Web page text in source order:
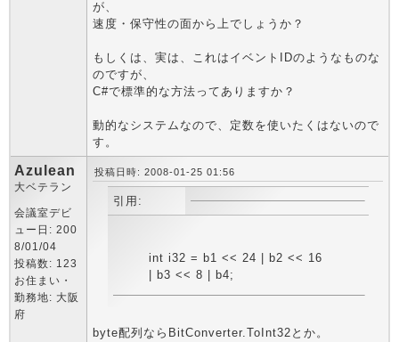
が、
速度・保守性の面から上でしょうか？
もしくは、実は、これはイベントIDのようなものな
のですが、
C#で標準的な方法ってありますか？
動的なシステムなので、定数を使いたくはないので
す。
Azulean
大ベテラン
会議室デビ
ュー日: 200
8/01/04
投稿数: 123
お住まい・
勤務地: 大阪
府
投稿日時: 2008-01-25 01:56
引用:
int i32 = b1 << 24 | b2 << 16
| b3 << 8 | b4;
byte配列ならBitConverter.ToInt32とか。